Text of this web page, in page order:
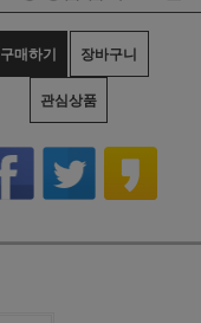
구매하기 장바구니
관심상품